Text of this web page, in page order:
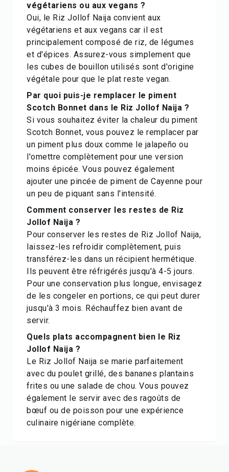
végétariens ou aux vegans ?
Oui, le Riz Jollof Naija convient aux
végétariens et aux vegans car il est
principalement composé de riz, de légumes
et d'épices. Assurez-vous simplement que
les cubes de bouillon utilisés sont d'origine
végétale pour que le plat reste vegan.
Par quoi puis-je remplacer le piment
Scotch Bonnet dans le Riz Jollof Naija ?
Si vous souhaitez éviter la chaleur du piment
Scotch Bonnet, vous pouvez le remplacer par
un piment plus doux comme le jalapeño ou
l'omettre complètement pour une version
moins épicée. Vous pouvez également
ajouter une pincée de piment de Cayenne pour
un peu de piquant sans l'intensité.
Comment conserver les restes de Riz
Jollof Naija ?
Pour conserver les restes de Riz Jollof Naija,
laissez-les refroidir complètement, puis
transférez-les dans un récipient hermétique.
Ils peuvent être réfrigérés jusqu'à 4-5 jours.
Pour une conservation plus longue, envisagez
de les congeler en portions, ce qui peut durer
jusqu'à 3 mois. Réchauffez bien avant de
servir.
Quels plats accompagnent bien le Riz
Jollof Naija ?
Le Riz Jollof Naija se marie parfaitement
avec du poulet grillé, des bananes plantains
frites ou une salade de chou. Vous pouvez
également le servir avec des ragoûts de
bœuf ou de poisson pour une expérience
culinaire nigériane complète.